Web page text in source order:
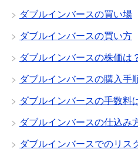
ダブルインバースの買い場
ダブルインバースの買い方
ダブルインバースの株価は
ダブルインバースの購入手
ダブルインバースの手数料
ダブルインバースの仕込み
ダブルインバースでのリス